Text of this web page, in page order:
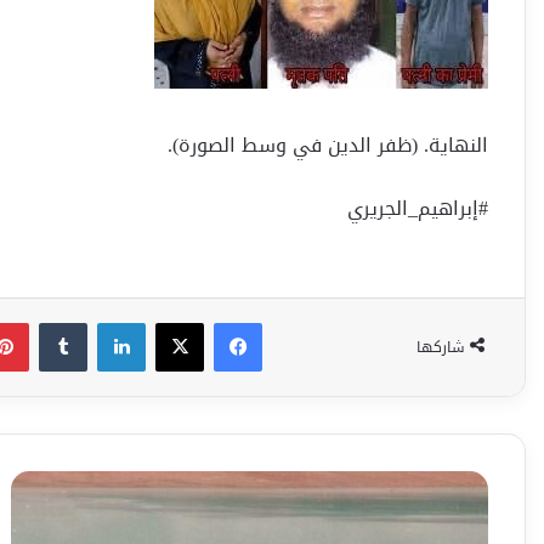
النهاية. (ظفر الدين في وسط الصورة).
#إبراهيم_الجريري
شاركها
فيسبوك‫X لينكدإن
فلسطين
حضارة